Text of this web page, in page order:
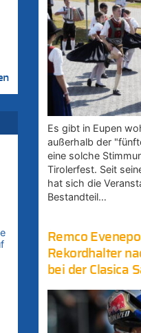
Es gibt in Eupen
außerhalb der
eine solche
Tirolerfest. Seit
hat sich die
Bestandteil…
Remco
Rekordhalter
bei der Clasica